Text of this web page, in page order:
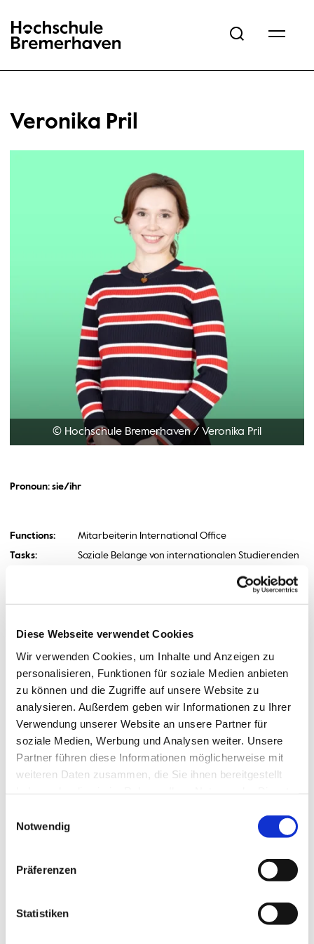
Diese Webseite verwendet Cookies
Wir verwenden Cookies, um Inhalte und Anzeigen zu
personalisieren, Funktionen für soziale Medien anbieten
zu können und die Zugriffe auf unsere Website zu
analysieren. Außerdem geben wir Informationen zu Ihrer
Verwendung unserer Website an unsere Partner für
soziale Medien, Werbung und Analysen weiter. Unsere
Partner führen diese Informationen möglicherweise mit
weiteren Daten zusammen, die Sie ihnen bereitgestellt
Notwendig
Präferenzen
Statistiken
Hochschule Bremerhaven
Veronika Pril
© Hochschule Bremerhaven/ Veronika Pril
Pronoun: sie/ihr
Functions:
Mitarbeiterin International Office
Tasks:
Soziale Belange von internationalen Studierenden
Finanzierungsmöglichkeiten / Abstimmung LEI /
Termin vereinbaren
Phone No.: +49 4714823361
Email: vpril[at]hs-bremerhaven[dot]de
Secondary Email: internationals[at]hs-bremerhaven[dot]de
Postal Address:
An der Karlstadt 8
27568 Bremerhaven
An der Karlstadt 8